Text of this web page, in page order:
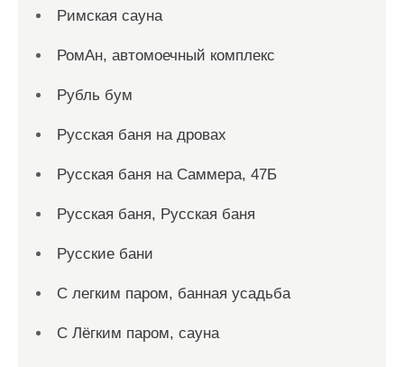
Римская сауна
РомАн, автомоечный комплекс
Рубль бум
Русская баня на дровах
Русская баня на Саммера, 47Б
Русская баня, Русская баня
Русские бани
С легким паром, банная усадьба
С Лёгким паром, сауна